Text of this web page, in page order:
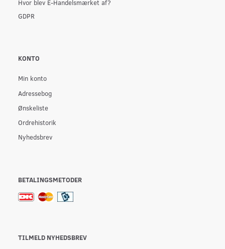
Hvor blev E-Handelsmærket af?
GDPR
KONTO
Min konto
Adressebog
Ønskeliste
Ordrehistorik
Nyhedsbrev
BETALINGSMETODER
TILMELD NYHEDSBREV